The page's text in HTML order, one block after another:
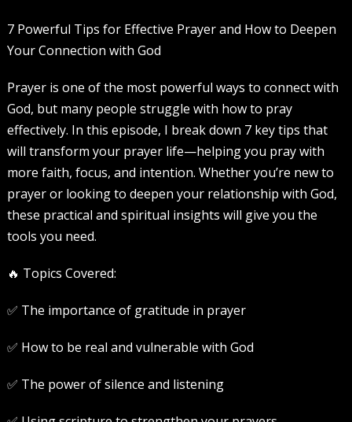
7 Powerful Tips for Effective Prayer and How to Deepen
Your Connection with God
Prayer is one of the most powerful ways to connect with
God, but many people struggle with how to pray
effectively. In this episode, I break down 7 key tips that
will transform your prayer life—helping you pray with
more faith, focus, and intention. Whether you’re new to
prayer or looking to deepen your relationship with God,
these practical and spiritual insights will give you the
tools you need.
🔥 Topics Covered:
✅ The importance of gratitude in prayer
✅ How to be real and vulnerable with God
✅ The power of silence and listening